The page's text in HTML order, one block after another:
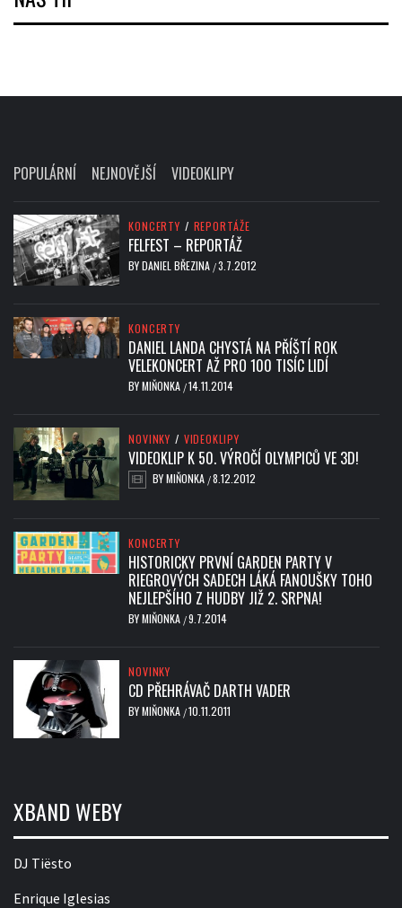
POPULÁRNÍ NEJNOVĚJŠÍ VIDEOKLIPY
KONCERTY / REPORTÁŽE
FELFEST – REPORTÁŽ
BYDANIEL BŘEZINA /3.7.2012
KONCERTY
DANIEL LANDA CHYSTÁ NA PŘÍŠTÍ ROK
VELEKONCERT AŽ PRO 100 TISÍC LIDÍ
BYMIŇONKA /14.11.2014
NOVINKY / VIDEOKLIPY
VIDEOKLIP K 50. VÝROČÍ OLYMPICŮ VE 3D!
BYMIŇONKA /8.12.2012
KONCERTY
HISTORICKY PRVNÍ GARDEN PARTY V
RIEGROVÝCH SADECH LÁKÁ FANOUŠKY TOHO
NEJLEPŠÍHO Z HUDBY JIŽ 2. SRPNA!
BYMIŇONKA /9.7.2014
NOVINKY
CD PŘEHRÁVAČ DARTH VADER
BYMIŇONKA /10.11.2011
XBAND WEBY
DJ Tiësto
Enrique Iglesias